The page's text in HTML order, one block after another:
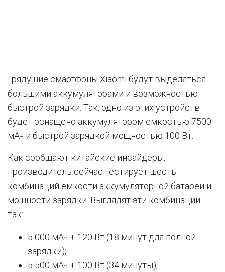
Грядущие смартфоны Xiaomi будут выделяться
большими аккумуляторами и возможностью
быстрой зарядки. Так, одно из этих устройств
будет оснащено аккумулятором емкостью 7500
мАч и быстрой зарядкой мощностью 100 Вт.
Как сообщают китайские инсайдеры,
производитель сейчас тестирует шесть
комбинаций емкости аккумуляторной батареи и
мощности зарядки. Выглядят эти комбинации
так:
5 000 мАч + 120 Вт (18 минут для полной
зарядки);
5 500 мАч + 100 Вт (34 минуты);